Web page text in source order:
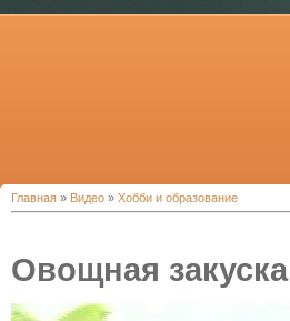
Главная » Видео » Хобби и образование
Овощная